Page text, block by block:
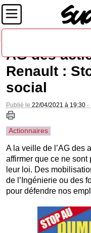
AG des
Renault :
social
Publié le 22/04/2021 à 19:30-
Actionnaires
A la veille de l’AG des
affirmer que ce ne
leur loi. Des
de l’Ingénierie ou des
pour défendre nos